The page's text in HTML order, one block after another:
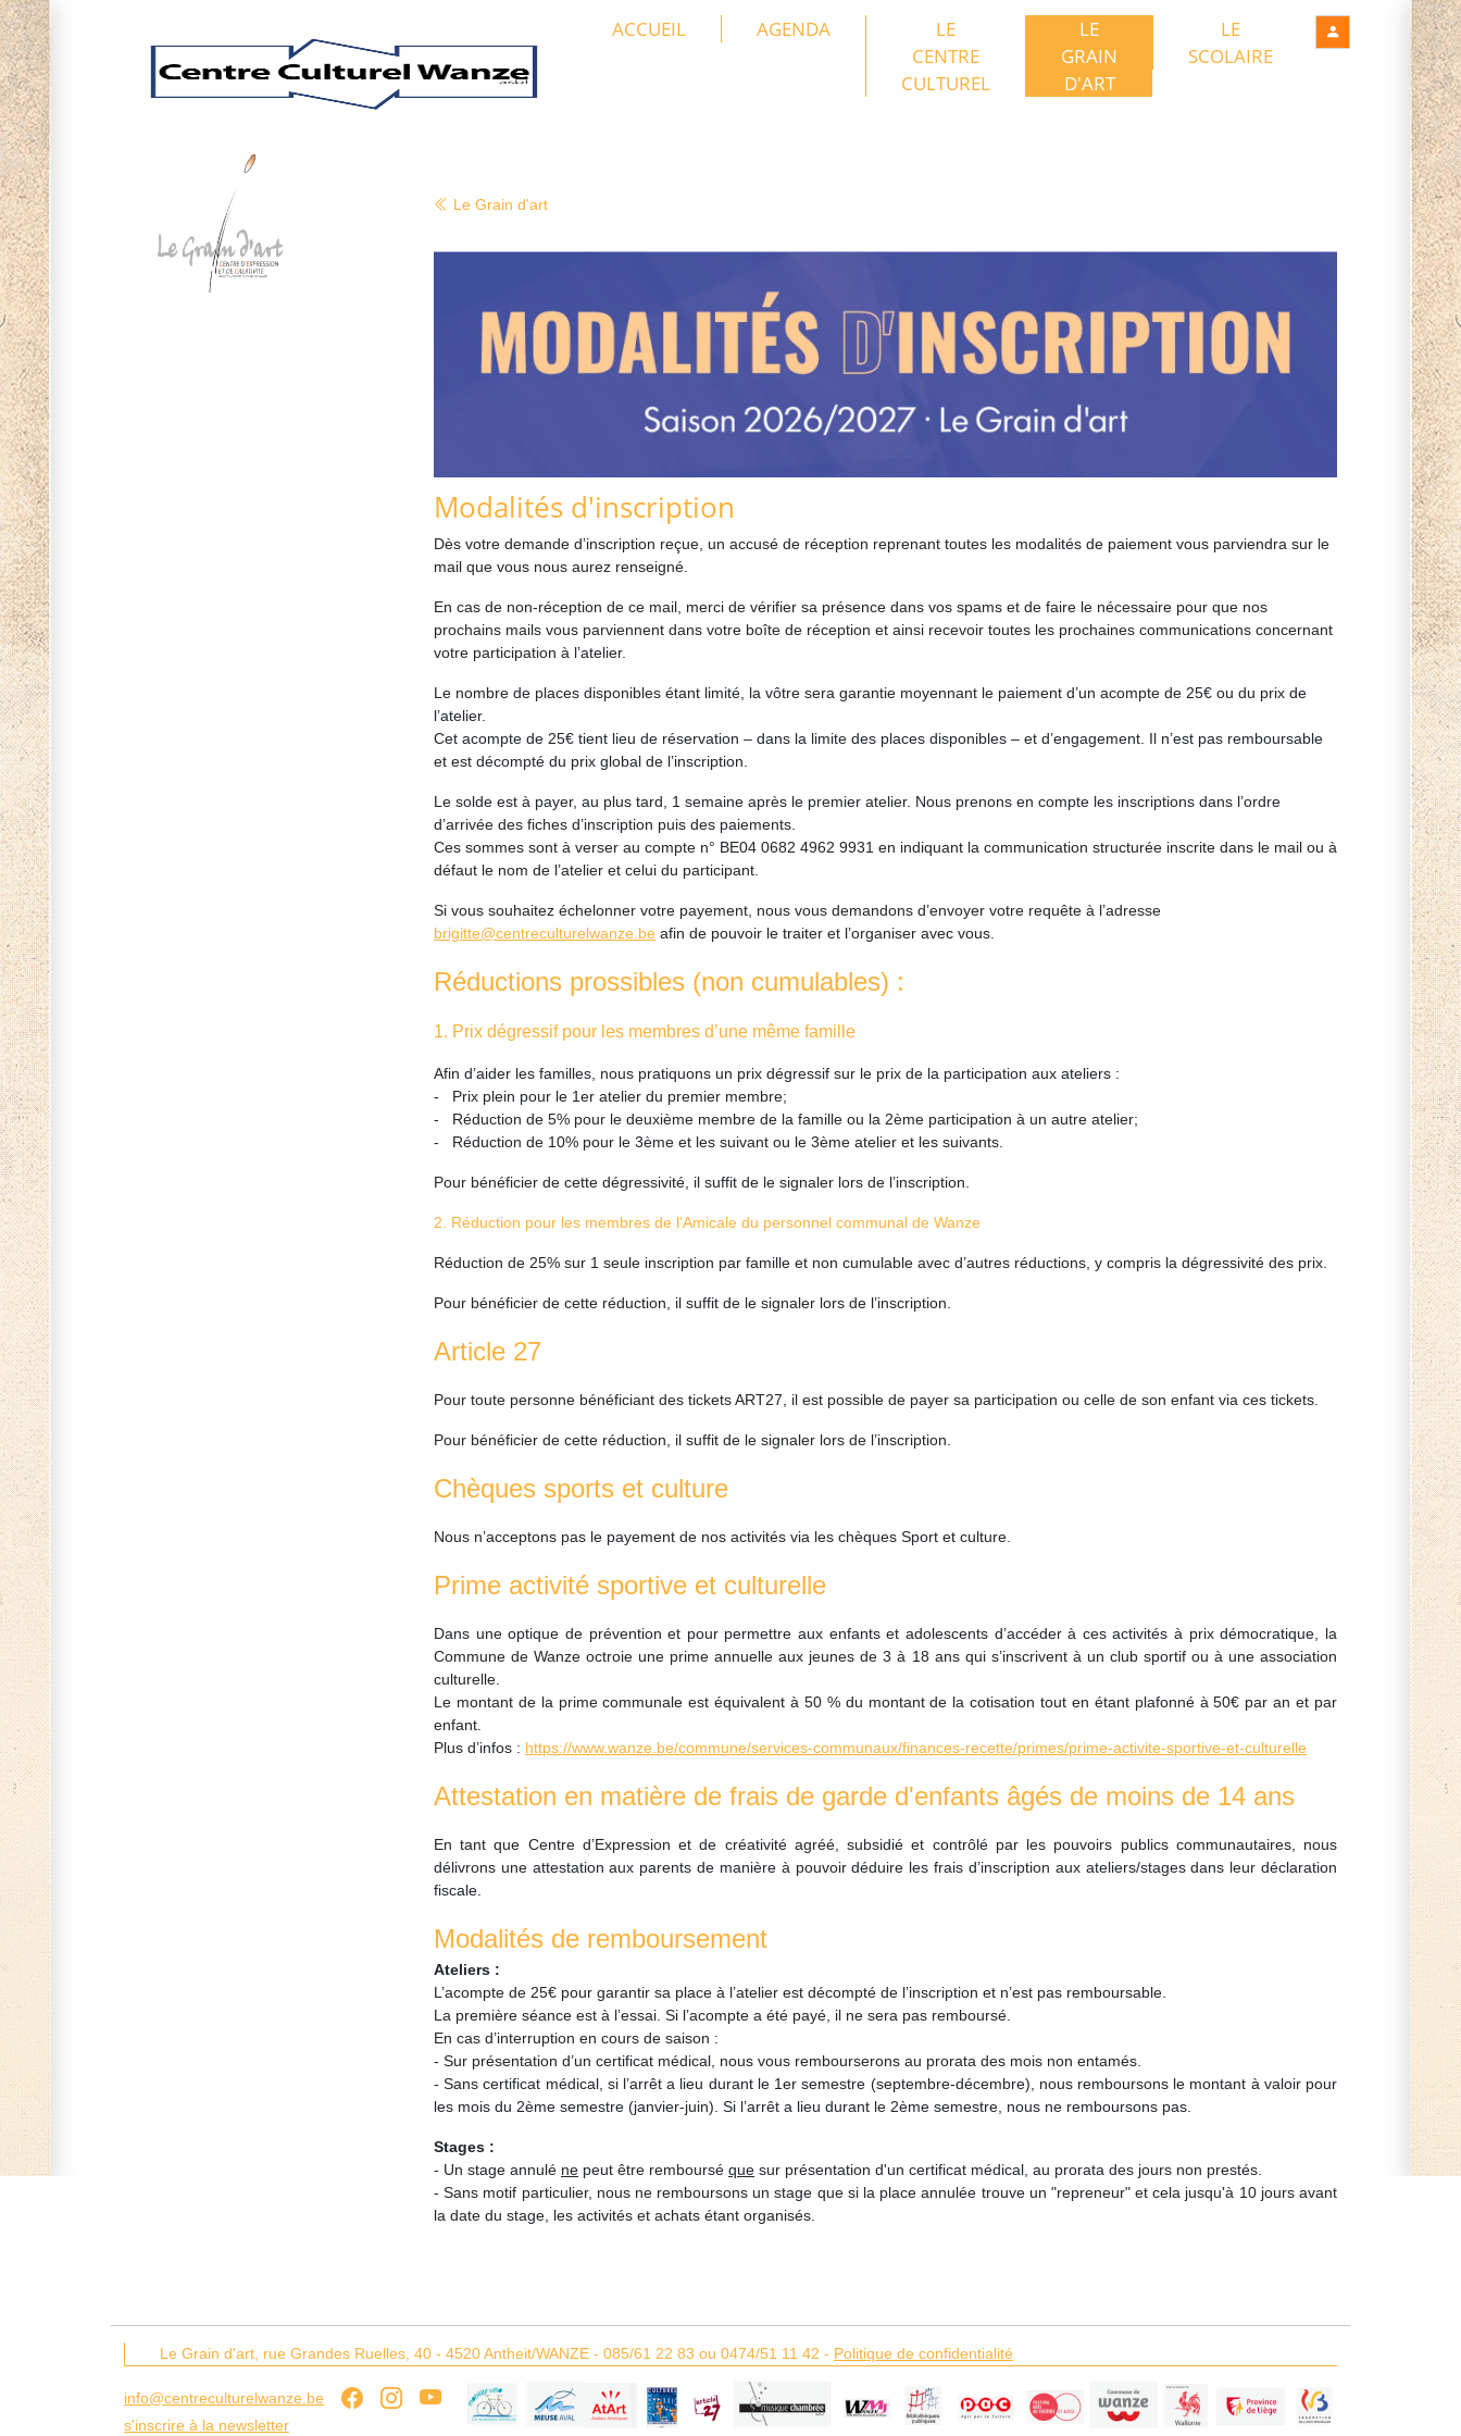
ACCUEIL AGENDA
LE
CENTRE
CULTUREL
LE
GRAIN
D'ART
LE
SCOLAIRE
Le Grain d'art
Modalités d'inscription
Dès votre demande d’inscription reçue, un accusé de réception reprenant toutes les modalités de paiement vous parviendra sur le
mail que vous nous aurez renseigné.
En cas de non-réception de ce mail, merci de vérifier sa présence dans vos spams et de faire le nécessaire pour que nos
prochains mails vous parviennent dans votre boîte de réception et ainsi recevoir toutes les prochaines communications concernant
votre participation à l’atelier.
Le nombre de places disponibles étant limité, la vôtre sera garantie moyennant le paiement d’un acompte de 25€ ou du prix de
l’atelier.
Cet acompte de 25€ tient lieu de réservation – dans la limite des places disponibles – et d’engagement. Il n’est pas remboursable
et est décompté du prix global de l’inscription.
Le solde est à payer, au plus tard, 1 semaine après le premier atelier. Nous prenons en compte les inscriptions dans l’ordre
d’arrivée des fiches d’inscription puis des paiements.
Ces sommes sont à verser au compte n° BE04 0682 4962 9931 en indiquant la communication structurée inscrite dans le mail ou à
défaut le nom de l’atelier et celui du participant.
Si vous souhaitez échelonner votre payement, nous vous demandons d’envoyer votre requête à l’adresse
brigitte@centreculturelwanze.be afin de pouvoir le traiter et l’organiser avec vous.
Réductions prossibles (non cumulables) :
1. Prix dégressif pour les membres d’une même famille
Afin d’aider les familles, nous pratiquons un prix dégressif sur le prix de la participation aux ateliers :
- Prix plein pour le 1er atelier du premier membre;
- Réduction de 5% pour le deuxième membre de la famille ou la 2ème participation à un autre atelier;
- Réduction de 10% pour le 3ème et les suivant ou le 3ème atelier et les suivants.
Pour bénéficier de cette dégressivité, il suffit de le signaler lors de l’inscription.
2. Réduction pour les membres de l’Amicale du personnel communal de Wanze
Réduction de 25% sur 1 seule inscription par famille et non cumulable avec d’autres réductions, y compris la dégressivité des prix.
Pour bénéficier de cette réduction, il suffit de le signaler lors de l’inscription.
Article 27
Pour toute personne bénéficiant des tickets ART27, il est possible de payer sa participation ou celle de son enfant via ces tickets.
Pour bénéficier de cette réduction, il suffit de le signaler lors de l’inscription.
Chèques sports et culture
Nous n’acceptons pas le payement de nos activités via les chèques Sport et culture.
Prime activité sportive et culturelle
Dans une optique de prévention et pour permettre aux enfants et adolescents d’accéder à ces activités à prix démocratique, la
Commune de Wanze octroie une prime annuelle aux jeunes de 3 à 18 ans qui s’inscrivent à un club sportif ou à une association
culturelle.
Le montant de la prime communale est équivalent à 50 % du montant de la cotisation tout en étant plafonné à 50€ par an et par
enfant.
Plus d’infos : https://www.wanze.be/commune/services-communaux/finances-recette/primes/prime-activite-sportive-et-culturelle
Attestation en matière de frais de garde d'enfants âgés de moins de 14 ans
En tant que Centre d’Expression et de créativité agréé, subsidié et contrôlé par les pouvoirs publics communautaires, nous
délivrons une attestation aux parents de manière à pouvoir déduire les frais d’inscription aux ateliers/stages dans leur déclaration
fiscale.
Modalités de remboursement
Ateliers :
L’acompte de 25€ pour garantir sa place à l’atelier est décompté de l’inscription et n’est pas remboursable.
La première séance est à l’essai. Si l’acompte a été payé, il ne sera pas remboursé.
En cas d’interruption en cours de saison :
- Sur présentation d’un certificat médical, nous vous rembourserons au prorata des mois non entamés.
- Sans certificat médical, si l’arrêt a lieu durant le 1er semestre (septembre-décembre), nous remboursons le montant à valoir pour
les mois du 2ème semestre (janvier-juin). Si l’arrêt a lieu durant le 2ème semestre, nous ne remboursons pas.
Stages :
- Un stage annulé ne peut être remboursé que sur présentation d'un certificat médical, au prorata des jours non prestés.
- Sans motif particulier, nous ne remboursons un stage que si la place annulée trouve un "repreneur" et cela jusqu'à 10 jours avant
la date du stage, les activités et achats étant organisés.
Le Grain d'art, rue Grandes Ruelles, 40 - 4520Antheit/WANZE - 085/61 22 83 ou 0474/51 11 42 - Politique de confidentialité
info@centreculturelwanze.be
s'inscrire à la newsletter